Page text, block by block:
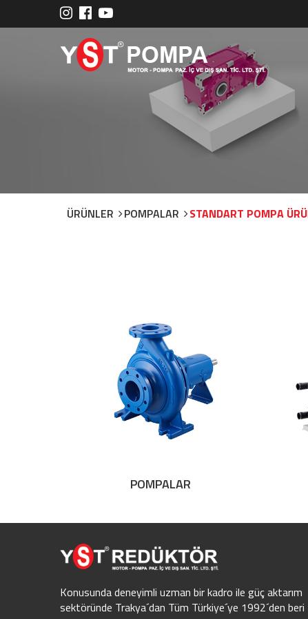
ÜRÜNLER POMPALAR STANDART POMPA
POMPALAR
Konusunda deneyimli uzman bir kadro ile güç aktarım
sektöründe Trakya´dan Tüm Türkiye´ye 1992´den beri